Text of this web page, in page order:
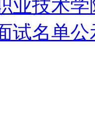
业技术
试名单公